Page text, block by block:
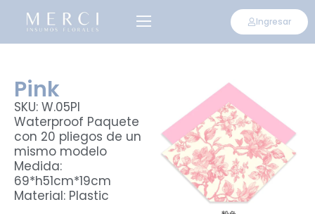
Ingresar
Pink
SKU: W.05PI
Waterproof Paquete
con 20 pliegos de un
mismo modelo
Medida:
69*h51cm*19cm
Material: Plastic